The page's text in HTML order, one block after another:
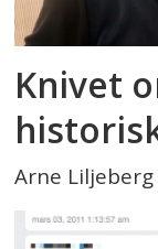
Knivet
Arne